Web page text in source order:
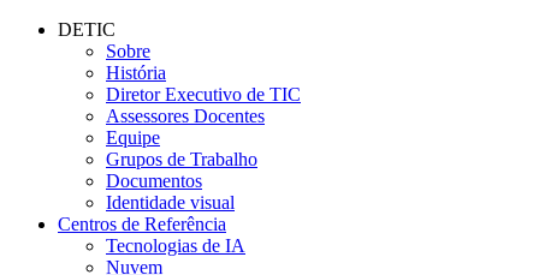
Conteúdo principal
DETIC
Sobre
História
Diretor Executivo de TIC
Assessores Docentes
Equipe
Grupos de Trabalho
Documentos
Identidade visual
Centros de Referência
Tecnologias de IA
Nuvem